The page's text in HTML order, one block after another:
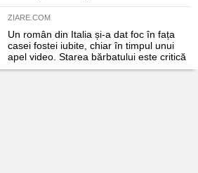
ZIARE.COM
Un român din Italia și-a dat foc în fața
casei fostei iubite, chiar în timpul unui
apel video. Starea bărbatului este critică